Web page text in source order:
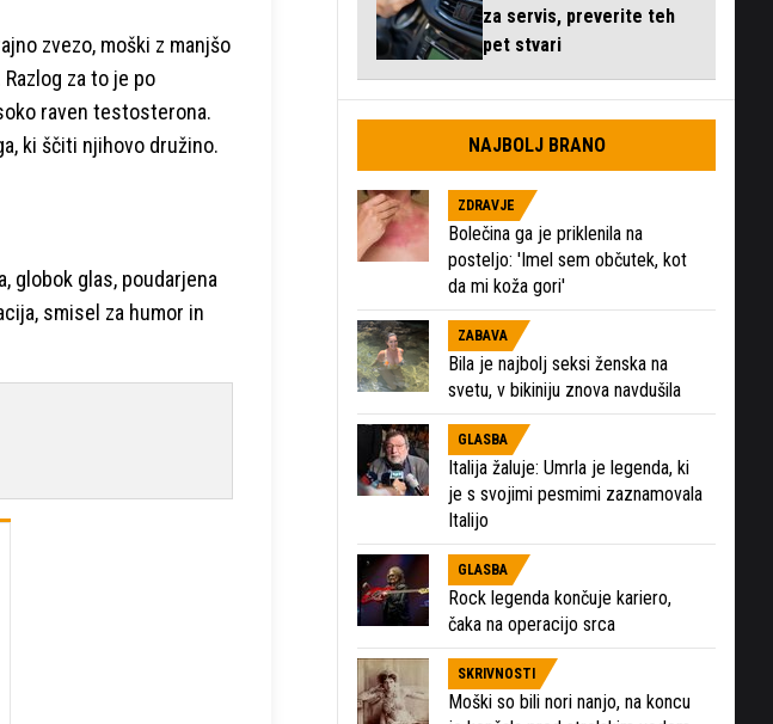
zvezo, moški z manjšo
za to je po
raven testosterona.
ki ščiti njihovo družino.
globok glas, poudarjena
smisel za humor in
za servis, preverite teh
pet stvari
NAJBOLJ BRANO
ZDRAVJE
Bolečina ga je priklenila na
posteljo: 'Imel sem občutek, kot
da mi koža gori'
ZABAVA
Bila je najbolj seksi ženska na
svetu, v bikiniju znova navdušila
GLASBA
Italija žaluje: Umrla je legenda, ki
je s svojimi pesmimi zaznamovala
Italijo
GLASBA
Rock legenda končuje kariero,
čaka na operacijo srca
SKRIVNOSTI
Moški so bili nori nanjo, na koncu